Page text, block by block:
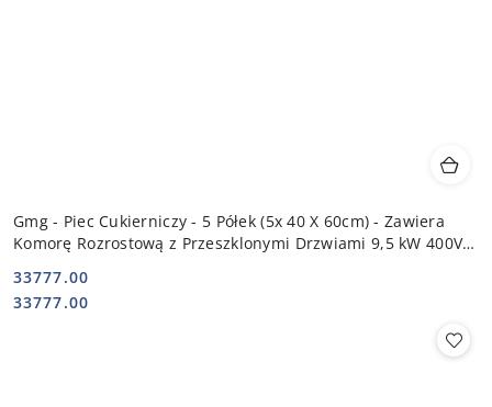
Gmg - Piec Cukierniczy - 5 Półek (5x 40 X 60cm) - Zawiera
Komorę Rozrostową z Przeszklonymi Drzwiami 9,5 kW 400V |
Cena:
33777.00
Cena:
33777.00